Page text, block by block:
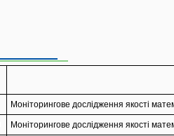
Моніторингове дослідження якості
Моніторингове дослідження якості